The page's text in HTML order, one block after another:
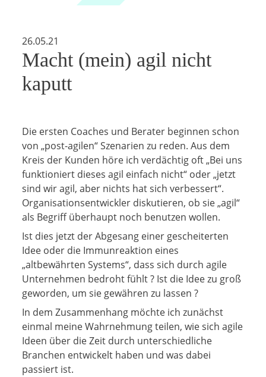
26.05.21
Macht (mein) agil nicht
kaputt
Die ersten Coaches und Berater beginnen schon
von „post-agilen“ Szenarien zu reden. Aus dem
Kreis der Kunden höre ich verdächtig oft „Bei uns
funktioniert dieses agil einfach nicht“ oder „jetzt
sind wir agil, aber nichts hat sich verbessert“.
Organisationsentwickler diskutieren, ob sie „agil“
als Begriff überhaupt noch benutzen wollen.
Ist dies jetzt der Abgesang einer gescheiterten
Idee oder die Immunreaktion eines
„altbewährten Systems“, dass sich durch agile
Unternehmen bedroht fühlt ? Ist die Idee zu groß
geworden, um sie gewähren zu lassen ?
In dem Zusammenhang möchte ich zunächst
einmal meine Wahrnehmung teilen, wie sich agile
Ideen über die Zeit durch unterschiedliche
Branchen entwickelt haben und was dabei
passiert ist.